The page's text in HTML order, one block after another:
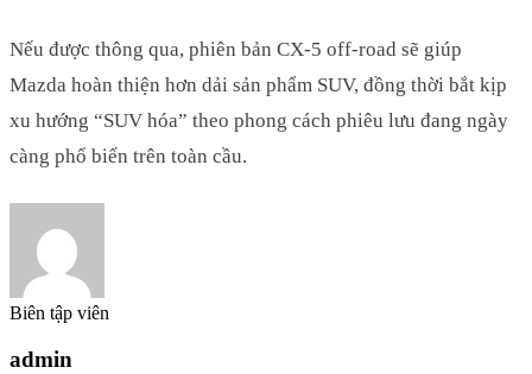
Nếu được thông qua, phiên bản CX-5 off-road sẽ giúp
Mazda hoàn thiện hơn dải sản phẩm SUV, đồng thời bắt kịp
xu hướng “SUV hóa” theo phong cách phiêu lưu đang ngày
càng phổ biến trên toàn cầu.
Biên tập viên
admin